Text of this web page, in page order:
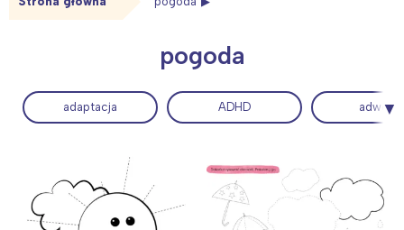
pogoda
adaptacja ADHD adwent